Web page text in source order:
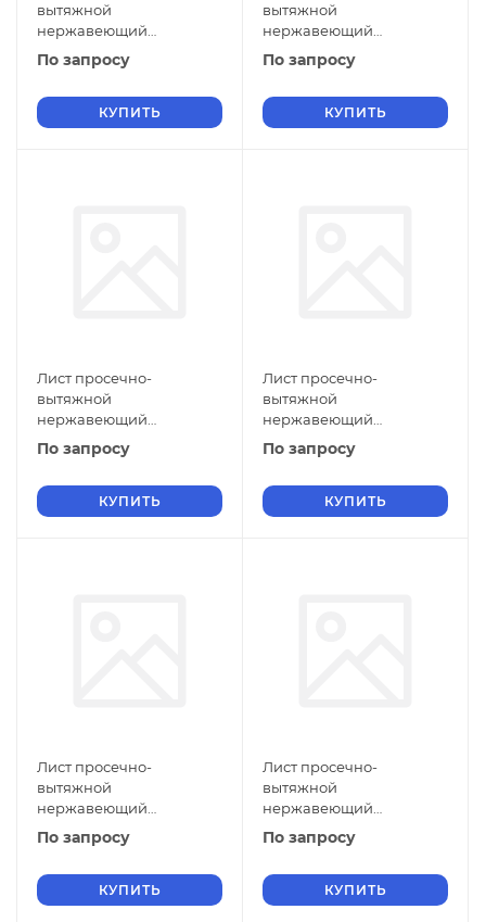
вытяжной
нержавеющий
5х1100х2500 мм ПВЛ 308
12Х18Н10Т ГОСТ 8706-78
По запросу
КУПИТЬ
вытяжной
нержавеющий
5х1000х2000 мм ПВЛ 308
12Х18Н10Т ГОСТ 8706-78
По запросу
КУПИТЬ
Лист просечно-
вытяжной
нержавеющий
5х900х1500 мм ПВЛ 308
12Х18Н10Т ГОСТ 8706-78
По запросу
КУПИТЬ
Лист просечно-
вытяжной
нержавеющий
5х800х3000 мм ПВЛ 308
12Х18Н10Т ГОСТ 8706-78
По запросу
КУПИТЬ
Лист просечно-
вытяжной
нержавеющий
5х710х2500 мм ПВЛ 308
12Х18Н10Т ГОСТ 8706-78
По запросу
КУПИТЬ
Лист просечно-
вытяжной
нержавеющий
5х600х2000 мм ПВЛ 308
12Х18Н10Т ГОСТ 8706-78
По запросу
КУПИТЬ